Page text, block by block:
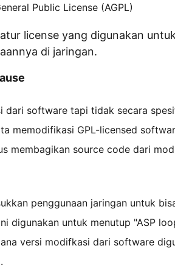
Public License (AGPL)
license yang digunakan
di jaringan.
dari software tapi tidak secara
memodifikasi GPL-licensed
membagikan source code dari
penggunaan jaringan untuk
digunakan untuk menutup "ASP
versi modifkasi dari software